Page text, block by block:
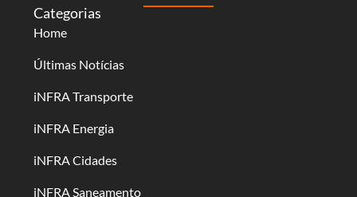
Categorias
Home
Últimas Notícias
iNFRA Transporte
iNFRA Energia
iNFRA Cidades
iNFRA Saneamento